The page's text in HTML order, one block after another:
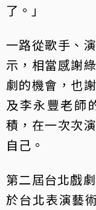
了。」
一路從歌手、
示，相當感謝
劇的機會，也
及李永豐老師
積，在一次次
自己。
第二屆台北戲
於台北表演藝